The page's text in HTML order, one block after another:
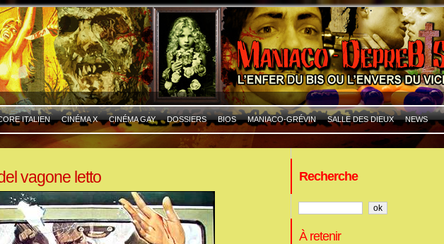
ITALIEN CINÉMA X CINÉMA GAY DOSSIERS BIOS MANIACO-GRÉVIN SALLE DES DIEUX NEWS
vagone letto Recherche
À retenir